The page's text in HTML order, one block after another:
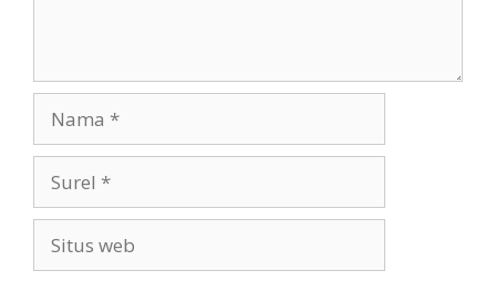
web